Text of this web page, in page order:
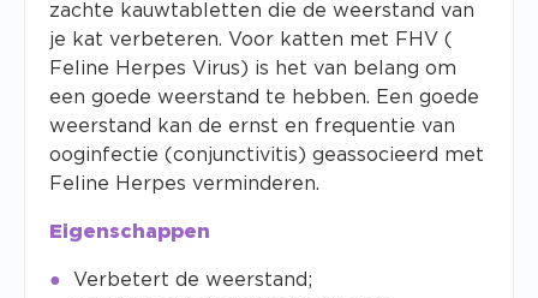
zachte kauwtabletten die de weerstand van
je kat verbeteren. Voor katten met FHV (
Feline Herpes Virus) is het van belang om
een goede weerstand te hebben. Een goede
weerstand kan de ernst en frequentie van
ooginfectie (conjunctivitis) geassocieerd met
Feline Herpes verminderen.
Eigenschappen
Verbetert de weerstand;